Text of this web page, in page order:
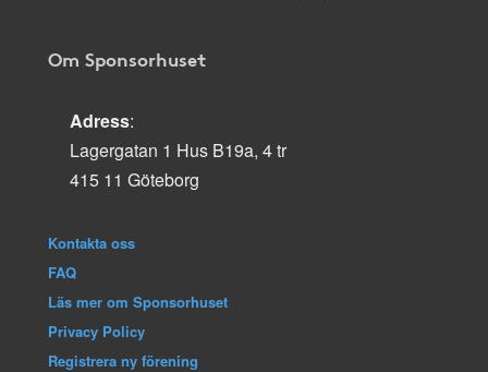
Om Sponsorhuset
Adress:
Lagergatan 1 Hus B19a, 4 tr
415 11 Göteborg
Kontakta oss
FAQ
Läs mer om Sponsorhuset
Privacy Policy
Registrera ny förening